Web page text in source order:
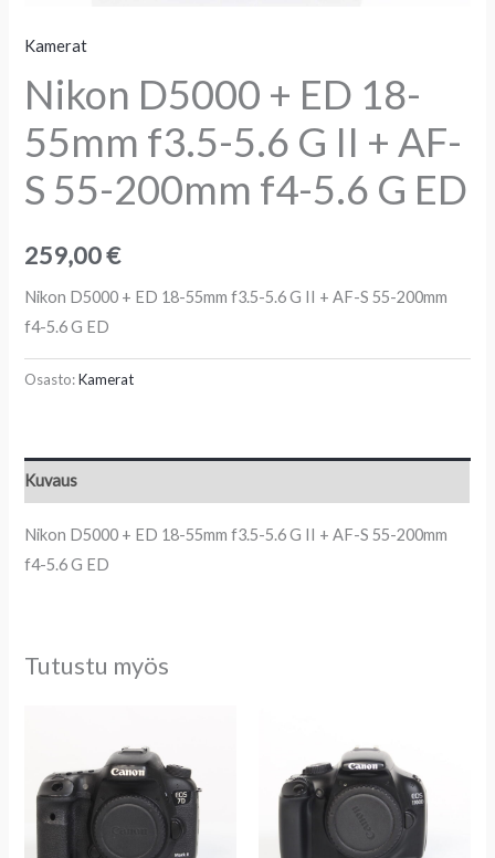
Kamerat
Nikon D5000 + ED 18-
55mm f3.5-5.6 G II + AF-
S 55-200mm f4-5.6 G ED
259,00€
Nikon D5000 + ED 18-55mm f3.5-5.6 G II + AF-S 55-200mm
f4-5.6 G ED
Osasto:Kamerat
Kuvaus
Nikon D5000 + ED 18-55mm f3.5-5.6 G II + AF-S 55-200mm
f4-5.6 G ED
Tutustu myös